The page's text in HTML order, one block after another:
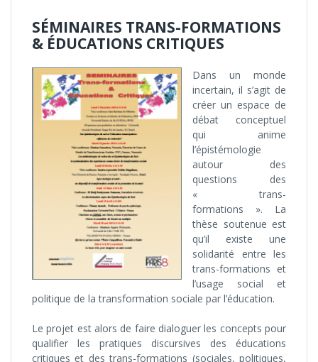
SÉMINAIRES TRANS-FORMATIONS
& ÉDUCATIONS CRITIQUES
Dans un monde
incertain, il s’agit de
créer un espace de
débat conceptuel
qui anime
l’épistémologie
autour des
questions des
« trans-
formations ». La
thèse soutenue est
qu’il existe une
solidarité entre les
trans-formations et
l’usage social et
politique de la transformation sociale par l’éducation.
Le projet est alors de faire dialoguer les concepts pour
qualifier les pratiques discursives des éducations
critiques et des trans-formations (sociales, politiques,